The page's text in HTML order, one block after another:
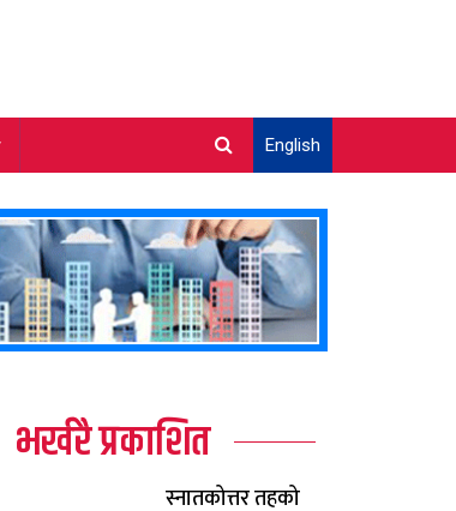
English
भर्खरै प्रकाशित
स्नातकोत्तर तहको